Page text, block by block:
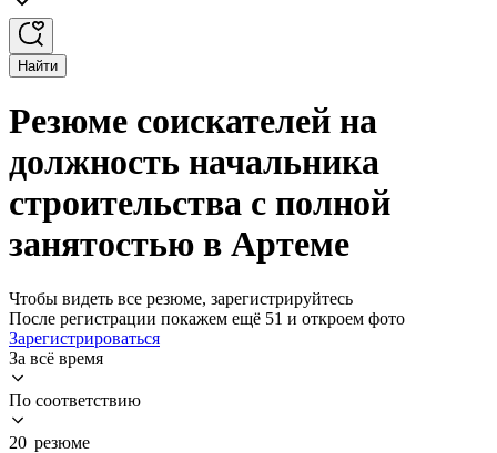
Найти
Резюме соискателей на
должность начальника
строительства с полной
занятостью в Артеме
Чтобы видеть все резюме, зарегистрируйтесь
После регистрации покажем ещё 51 и откроем фото
Зарегистрироваться
За всё время
По соответствию
20 резюме